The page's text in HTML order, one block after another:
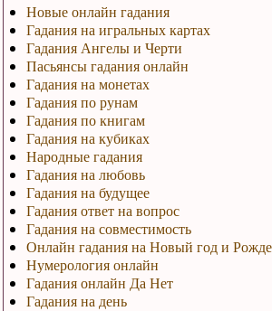
Новые онлайн гадания
Гадания на игральных картах
Гадания Ангелы и Черти
Пасьянсы гадания онлайн
Гадания на монетах
Гадания по рунам
Гадания по книгам
Гадания на кубиках
Народные гадания
Гадания на любовь
Гадания на будущее
Гадания ответ на вопрос
Гадания на совместимость
Онлайн гадания на Новый год и
Нумерология онлайн
Гадания онлайн Да Нет
Гадания на день